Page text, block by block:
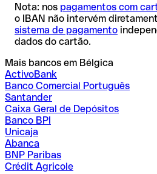
Nota: nos pagamentos com
o IBAN não intervém
sistema de pagamento
dados do cartão.
Mais bancos em Bélgica
ActivoBank
Banco Comercial Português
Santander
Caixa Geral de Depósitos
Banco BPI
Unicaja
Abanca
BNP Paribas
Crédit Agricole